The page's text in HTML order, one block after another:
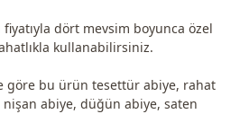
dört mevsim boyunca özel
kullanabilirsiniz.
göre bu ürün tesettür abiye, rahat
abiye, düğün abiye, saten